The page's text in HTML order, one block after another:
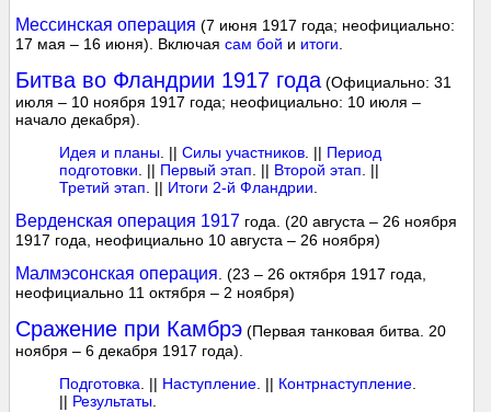
Мессинская операция (7 июня 1917 года; неофициально:
17 мая – 16 июня). Включаясам бой и итоги
Битва во Фландрии 1917 года (Официально: 31
июля – 10 ноября 1917 года; неофициально: 10 июля –
начало декабря).
Идея и планы . ||Силы участников . || Период
подготовки . || Первый этап . || Второй этап . ||
Третий этап . || Итоги 2-й Фландрии
Верденская операция 1917 года. (20 августа – 26 ноября
1917 года, неофициально 10 августа – 26 ноября)
Малмэсонская операция . (23 – 26 октября 1917 года,
неофициально 11 октября – 2 ноября)
Сражение при Камбрэ (Первая танковая битва. 20
ноября – 6 декабря 1917 года).
Подготовка . || Наступление . || Контрнаступление
|| Результаты